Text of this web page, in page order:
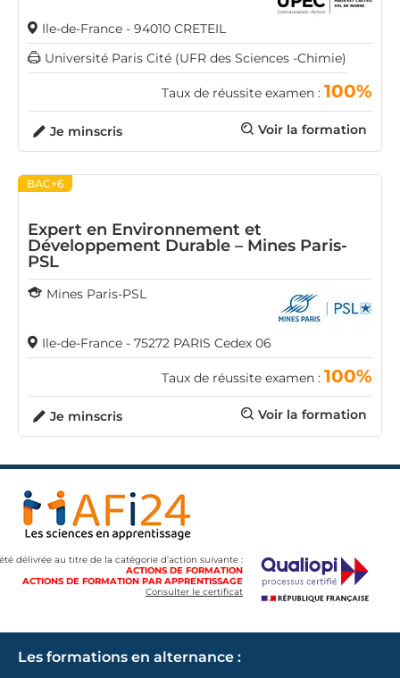
Ile-de-France - 94010 CRETEIL
Université Paris Cité (UFR des Sciences -Chimie)
Taux de réussite examen : 100%
Voir la formation
Je minscris
BAC+6
Expert en Environnement et
Développement Durable – Mines Paris-
PSL
Mines Paris-PSL
Ile-de-France - 75272 PARIS Cedex 06
Taux de réussite examen : 100%
Voir la formation
Je minscris
délivrée au titre de la catégorie d’action suivante :
ACTIONS DE FORMATION
ACTIONS DE FORMATION PAR APPRENTISSAGE
Consulter le certificat
Les formations en alternance :